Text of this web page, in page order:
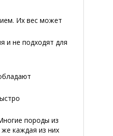
Их вес может
и не подходят для
породы из
каждая из них